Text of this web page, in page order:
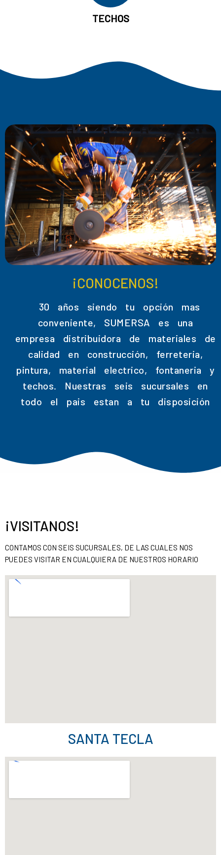
TECHOS
¡CONOCENOS!
30 años siendo tu opción mas
conveniente, SUMERSA es una
empresa distribuidora de materiales de
calidad en construcción, ferreteria,
pintura, material electrico, fontaneria y
techos. Nuestras seis sucursales en
todo el pais estan a tu disposición
¡VISITANOS!
CONTAMOS CON SEIS SUCURSALES, DE LAS CUALES NOS
PUEDES VISITAR EN CUALQUIERA DE NUESTROS HORARIO
SANTA TECLA